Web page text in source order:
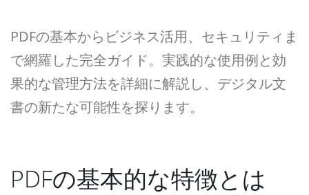
PDFの基本からビジネス活用、セキュリティま
で網羅した完全ガイド。実践的な使用例と効
果的な管理方法を詳細に解説し、デジタル文
書の新たな可能性を探ります。
PDFの基本的な特徴とは